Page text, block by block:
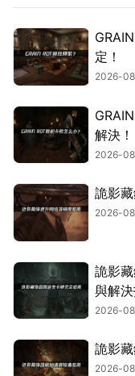
定！
2026-
解決！
2026-
詭影
2026-
詭影
與解決
2026-
詭影
2026-